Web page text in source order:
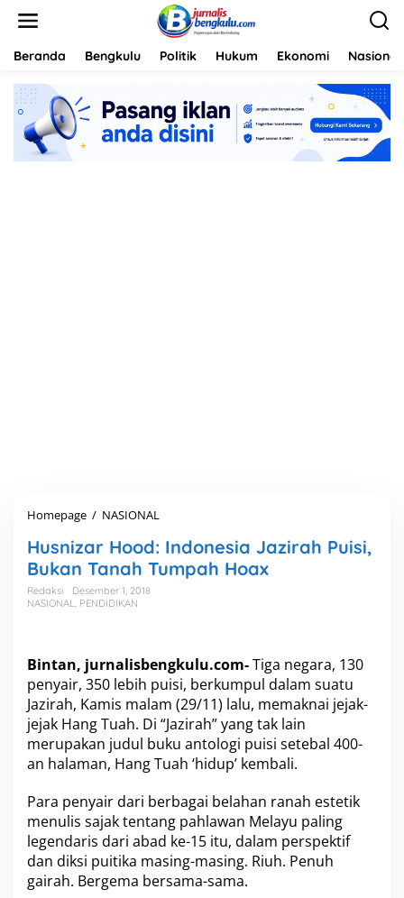
Beranda Bengkulu Politik Hukum Ekonomi Nasional
Homepage / NASIONAL
n
i
o
d
:
I
n
d
o
e
s
i
a
J
a
Husnizar Hood: Indonesia Jazirah Puisi,
Bukan Tanah Tumpah Hoax
Redaksi
Desember 1, 2018
NASIONAL, PENDIDIKAN
Bintan, jurnalisbengkulu.com-Tiga negara, 130
penyair, 350 lebih puisi, berkumpul dalam suatu
Jazirah, Kamis malam (29/11) lalu, memaknai jejak-
jejak Hang Tuah. Di “Jazirah” yang tak lain
merupakan judul buku antologi puisi setebal 400-
an halaman, Hang Tuah ‘hidup’ kembali.
Para penyair dari berbagai belahan ranah estetik
menulis sajak tentang pahlawan Melayu paling
legendaris dari abad ke-15 itu, dalam perspektif
dan diksi puitika masing-masing. Riuh. Penuh
gairah. Bergema bersama-sama.